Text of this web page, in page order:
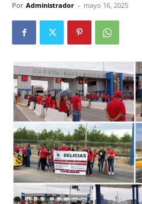
Por Administrador - mayo 16, 2025